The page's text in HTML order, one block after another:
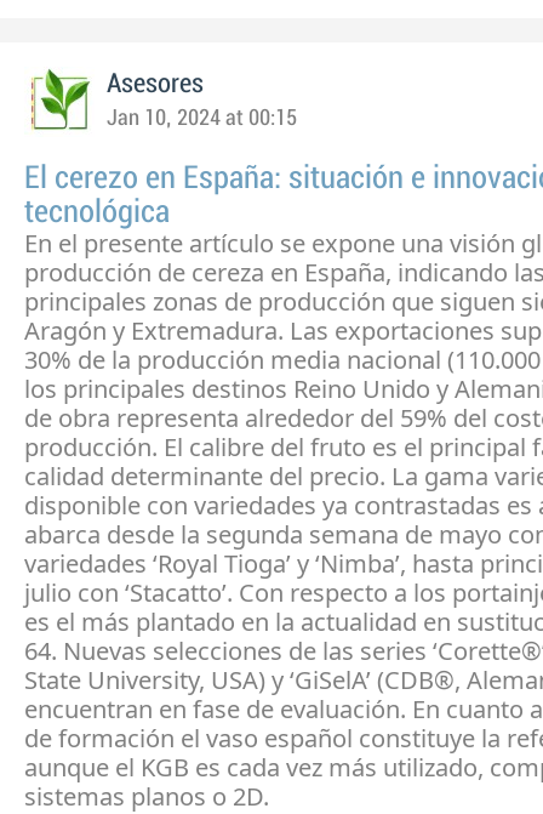
Asesores
Jan 10, 2024 at 00:15
El cerezo en España: situación e
tecnológica
En el presente artículo se expone una visión
producción de cereza en España, indicando
principales zonas de producción que siguen
Aragón y Extremadura. Las exportaciones
30% de la producción media nacional
los principales destinos Reino Unido y
de obra representa alrededor del 59% del
producción. El calibre del fruto es el principal
calidad determinante del precio. La gama
disponible con variedades ya contrastadas es
abarca desde la segunda semana de mayo
variedades ‘Royal Tioga’ y ‘Nimba’, hasta
julio con ‘Stacatto’. Con respecto a los
es el más plantado en la actualidad en
64. Nuevas selecciones de las series
State University, USA) y ‘GiSelA’ (CDB®,
encuentran en fase de evaluación. En cuanto
de formación el vaso español constituye la
aunque el KGB es cada vez más utilizado,
sistemas planos o 2D.